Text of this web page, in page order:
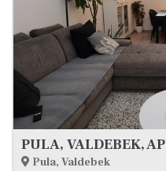
Pula, Valdebek